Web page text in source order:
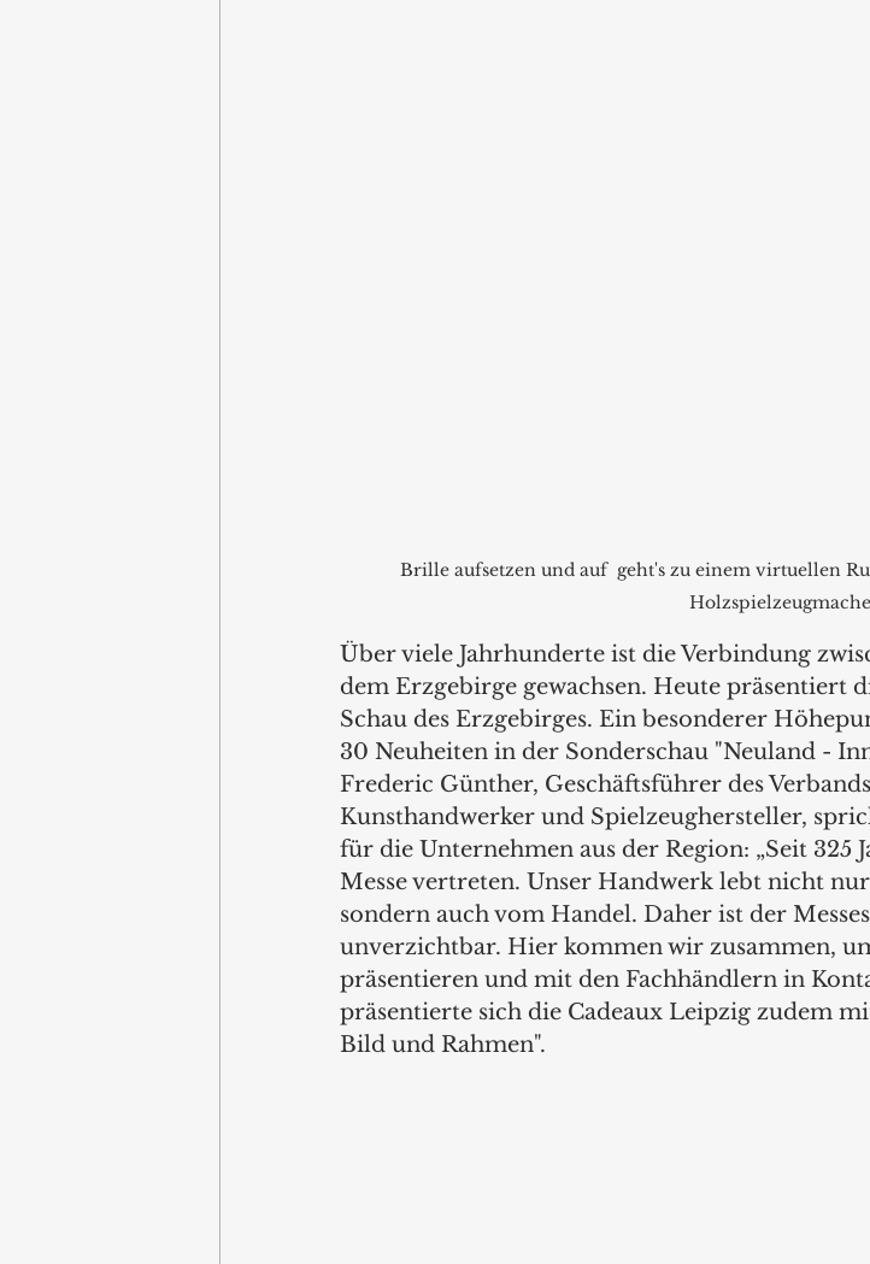
Brille aufsetzen und auf  geht's zu einem virtuellen
Über viele Jahrhunderte ist die Verbindung
dem Erzgebirge gewachsen. Heute präsentiert
Schau des Erzgebirges. Ein besonderer
30 Neuheiten in der Sonderschau "Neuland -
Frederic Günther, Geschäftsführer des
Kunsthandwerker und Spielzeughersteller,
für die Unternehmen aus der Region: „Seit 325
Messe vertreten. Unser Handwerk lebt nicht
sondern auch vom Handel. Daher ist der
unverzichtbar. Hier kommen wir zusammen,
präsentieren und mit den Fachhändlern in
präsentierte sich die Cadeaux Leipzig zudem
Bild und Rahmen".